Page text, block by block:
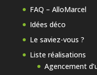
FAQ – AlloMarcel
Idées déco
Le saviez-vous ?
Liste réalisations
Agencement